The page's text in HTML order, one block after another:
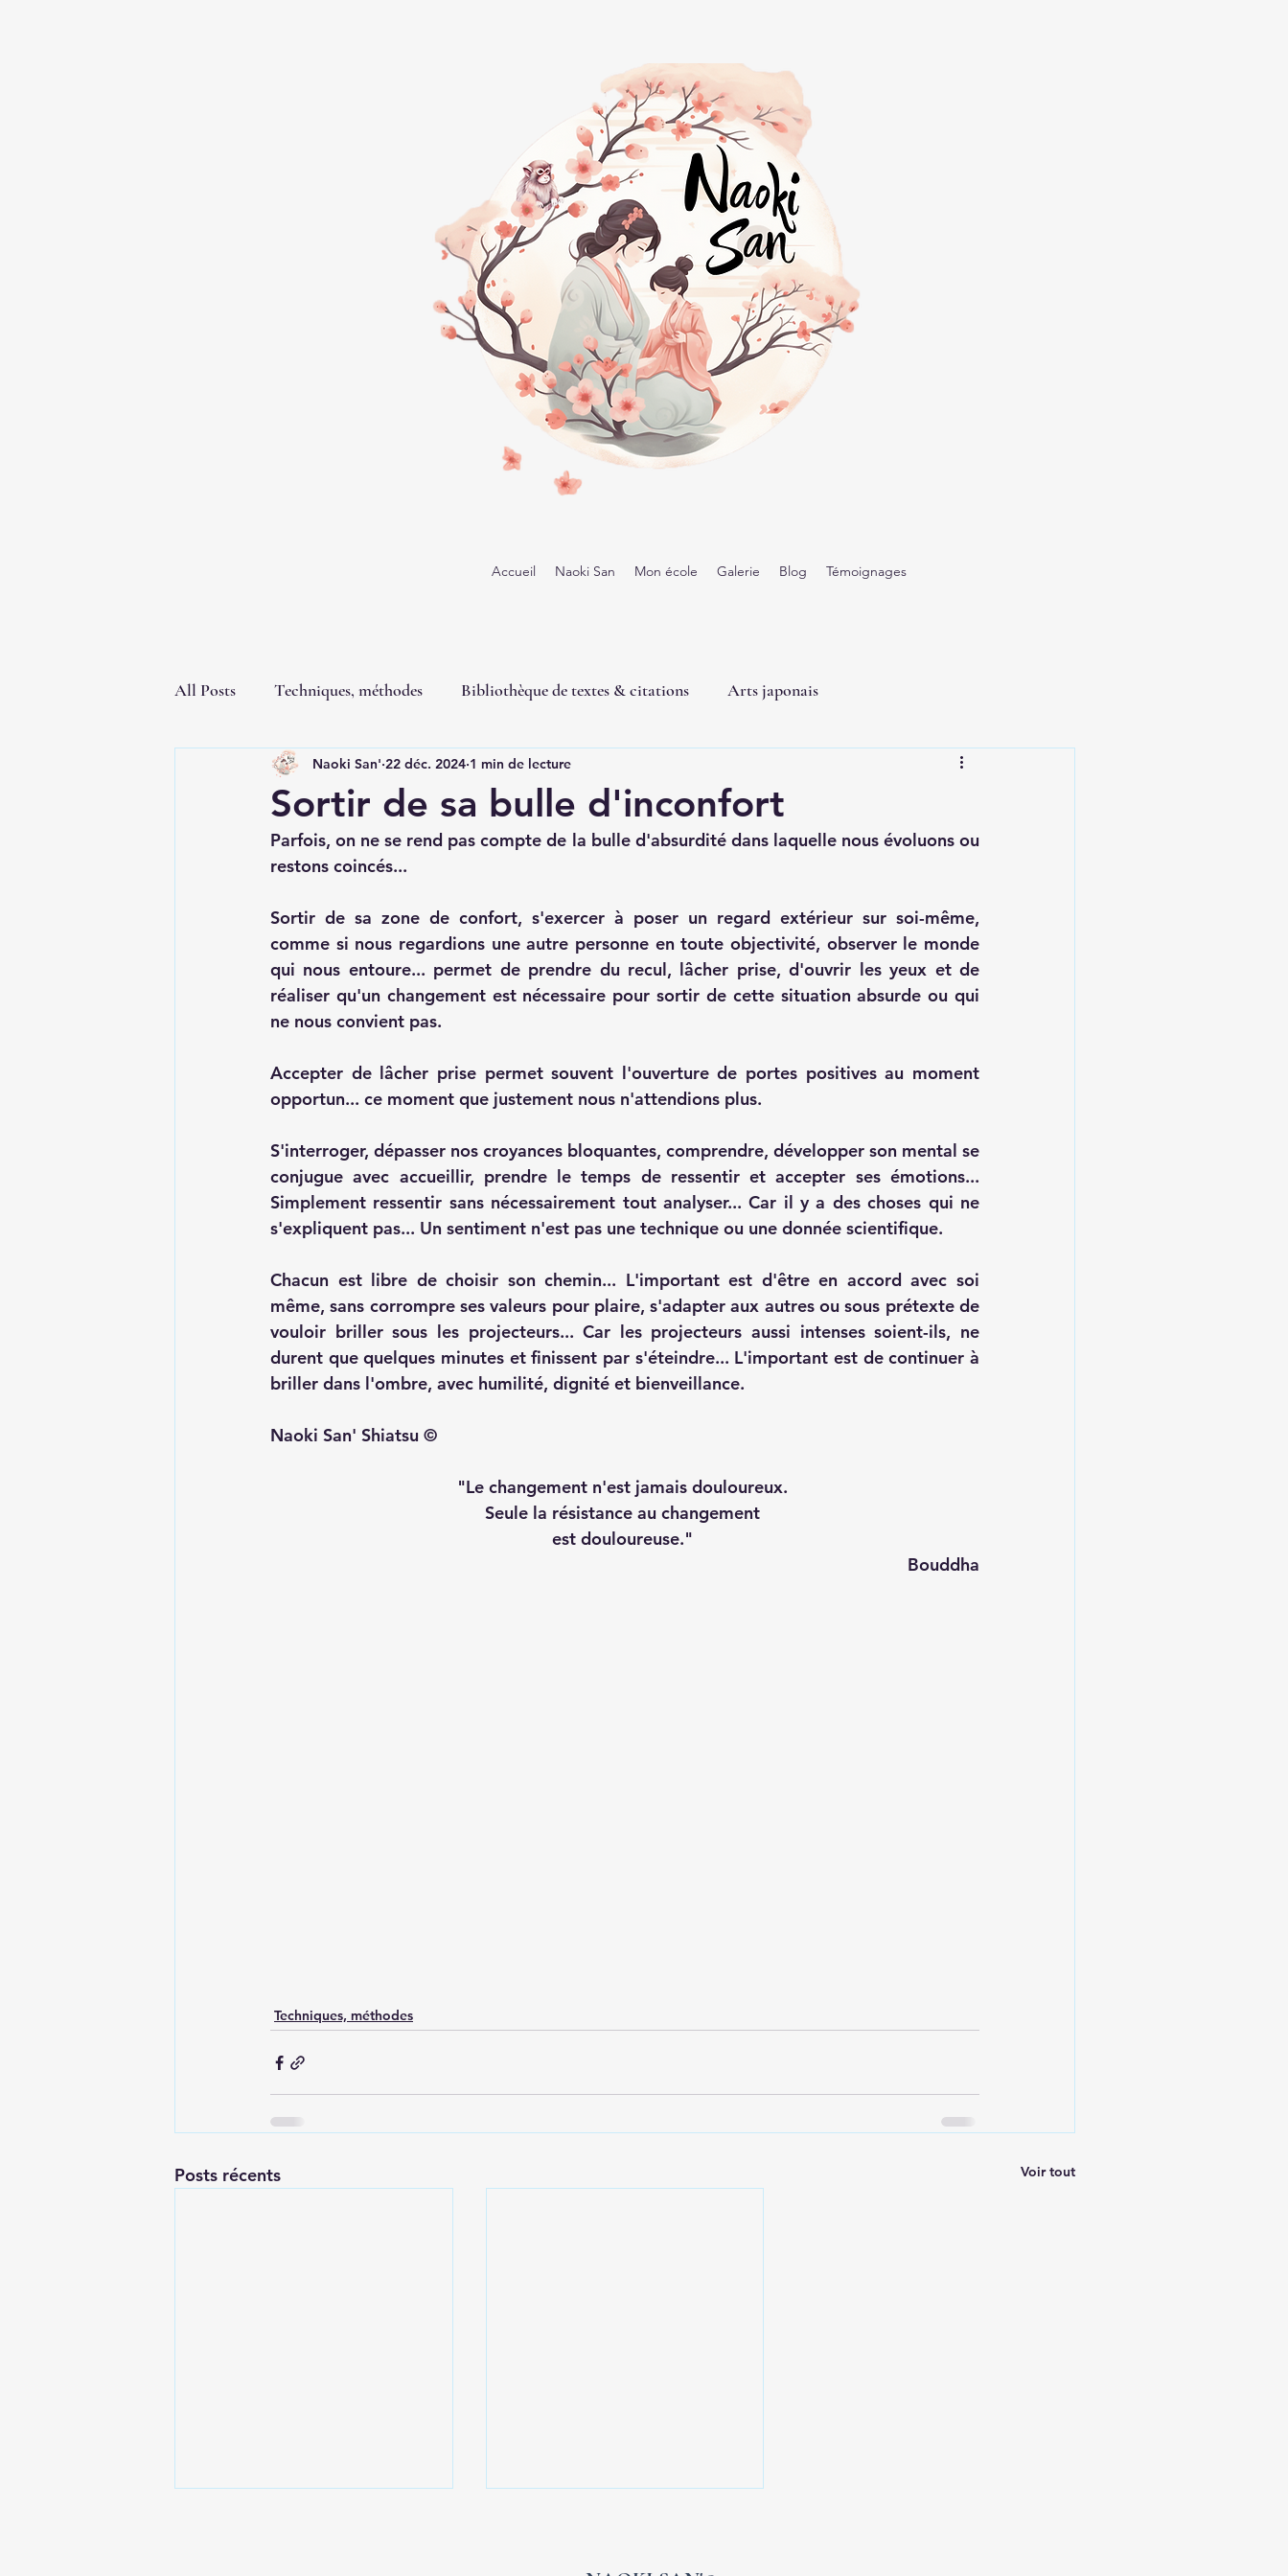
Accueil Naoki San Mon école Galerie Blog Témoignages
All Posts Techniques, méthodes Bibliothèque de textes & citations Arts japonais
Sortir de sa bulle d'inconfort
Naoki San' 22 déc. 2024 1 min de lecture
Parfois, on ne se rend pas compte de la bulle d'absurdité dans laquelle nous évoluons ou
restons coincés...
Sortir de sa zone de confort, s'exercer à poser un regard extérieur sur soi-même,
comme si nous regardions une autre personne en toute objectivité, observer le monde
qui nous entoure... permet de prendre du recul, lâcher prise, d'ouvrir les yeux et de
réaliser qu'un changement est nécessaire pour sortir de cette situation absurde ou qui
ne nous convient pas.
Accepter de lâcher prise permet souvent l'ouverture de portes positives au moment
opportun... ce moment que justement nous n'attendions plus.
S'interroger, dépasser nos croyances bloquantes, comprendre, développer son mental se
conjugue avec accueillir, prendre le temps de ressentir et accepter ses émotions...
Simplement ressentir sans nécessairement tout analyser... Car il y a des choses qui ne
s'expliquent pas... Un sentiment n'est pas une technique ou une donnée scientifique.
Chacun est libre de choisir son chemin... L'important est d'être en accord avec soi
même, sans corrompre ses valeurs pour plaire, s'adapter aux autres ou sous prétexte de
vouloir briller sous les projecteurs... Car les projecteurs aussi intenses soient-ils, ne
durent que quelques minutes et finissent par s'éteindre... L'important est de continuer à
briller dans l'ombre, avec humilité, dignité et bienveillance.
Naoki San' Shiatsu ©
"Le changement n'est jamais douloureux.
Seule la résistance au changement
est douloureuse."
Bouddha
Techniques, méthodes
Posts récents Voir tout